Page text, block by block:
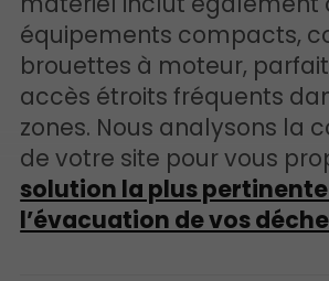
équipements compacts,
brouettes à moteur,
accès étroits fréquents
zones. Nous analysons la
de votre site pour vous
solution la plus
l’évacuation de vos